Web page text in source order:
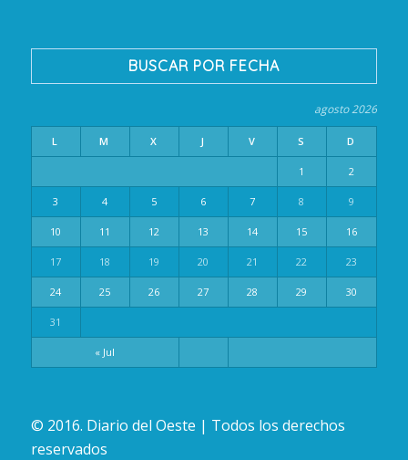
BUSCAR POR FECHA
agosto 2026
L M X J V S D
« Jul
1 2
3 4 5 6 7 8 9
10 11 12 13 14 15 16
17 18 19 20 21 22 23
24 25 26 27 28 29 30
31
© 2016. Diario del Oeste | Todos los derechos
reservados